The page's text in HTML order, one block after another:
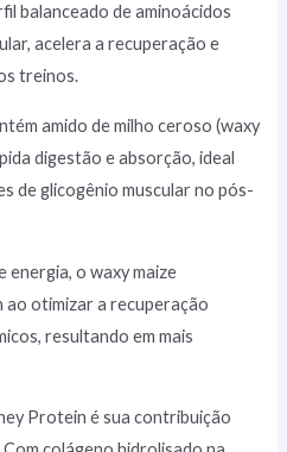
balanceado de aminoácidos
acelera a recuperação e
treinos.
amido de milho ceroso (waxy
digestão e absorção, ideal
de glicogênio muscular no pós-
energia, o waxy maize
ao otimizar a recuperação
resultando em mais
Protein é sua contribuição